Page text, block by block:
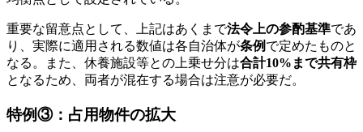
重要な留意点として、上記はあくまで法令上の参酌基準であ
り、実際に適用される数値は各自治体が条例 で定めたものと
なる。また、休養施設等との上乗せ分は合計10%まで共有枠
となるため、両者が混在する場合は注意が必要だ。
特例③：占用物件の拡大